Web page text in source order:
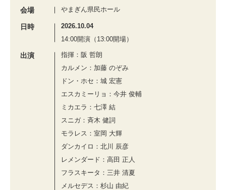
会場 やまぎん県民ホール
日時
2026.10.04
14:00開演（13:00開場）
出演
指揮：阪 哲朗
カルメン：加藤 のぞみ
ドン・ホセ：城 宏憲
エスカミーリョ：今井 俊輔
ミカエラ：七澤 結
スニガ：⻫⽊ 健詞
モラレス：室岡 ⼤輝
ダンカイロ：北川 ⾠彦
レメンダード：⾼⽥ 正⼈
フラスキータ：三井 清夏
メルセデス：杉⼭ 由紀